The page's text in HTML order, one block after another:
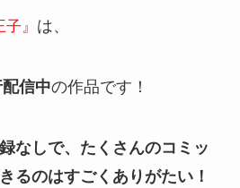
』 は、
信中の作品です！
なしで、たくさんのコミッ
るのはすごくありがたい！